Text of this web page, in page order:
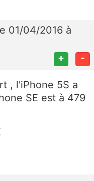
01/04/2016 à
+ -
, l'iPhone 5S a
SE est à 479